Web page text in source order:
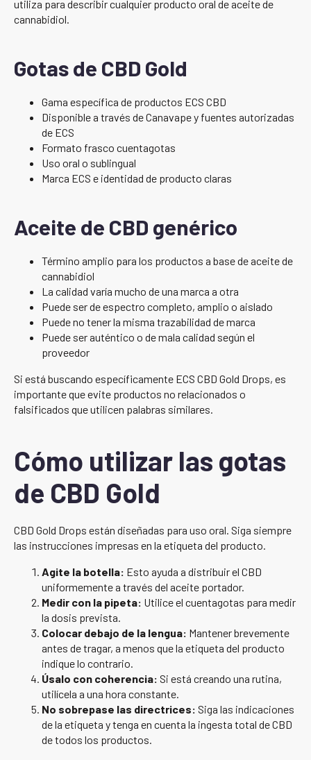
utiliza para describir cualquier producto oral de aceite de
cannabidiol.
Gotas de CBD Gold
Gama específica de productos ECS CBD
Disponible a través de Canavape y fuentes autorizadas
de ECS
Formato frasco cuentagotas
Uso oral o sublingual
Marca ECS e identidad de producto claras
Aceite de CBD genérico
Término amplio para los productos a base de aceite de
cannabidiol
La calidad varía mucho de una marca a otra
Puede ser de espectro completo, amplio o aislado
Puede no tener la misma trazabilidad de marca
Puede ser auténtico o de mala calidad según el
proveedor
Si está buscando específicamente ECS CBD Gold Drops, es
importante que evite productos no relacionados o
falsificados que utilicen palabras similares.
Cómo utilizar las gotas
de CBD Gold
CBD Gold Drops están diseñadas para uso oral. Siga siempre
las instrucciones impresas en la etiqueta del producto.
Agite la botella: Esto ayuda a distribuir el CBD
uniformemente a través del aceite portador.
Medir con la pipeta: Utilice el cuentagotas para medir
la dosis prevista.
Colocar debajo de la lengua: Mantener brevemente
antes de tragar, a menos que la etiqueta del producto
indique lo contrario.
Úsalo con coherencia: Si está creando una rutina,
utilícela a una hora constante.
No sobrepase las directrices: Siga las indicaciones
de la etiqueta y tenga en cuenta la ingesta total de CBD
de todos los productos.